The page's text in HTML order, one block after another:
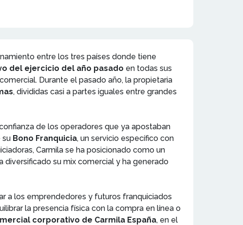
entre los tres países donde tiene
del ejercicio del año pasado en todas sus
Durante el pasado año, la propietaria
, divididas casi a partes iguales entre grandes
de los operadores que ya apostaban
su Bono Franquicia, un servicio específico con
Carmila se ha posicionado como un
su mix comercial y ha generado
a los emprendedores y futuros franquiciados
la presencia física con la compra en línea o
corporativo de Carmila España, en el